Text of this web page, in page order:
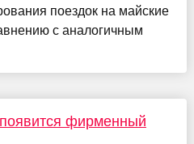
поездок на майские
с аналогичным
фирменный